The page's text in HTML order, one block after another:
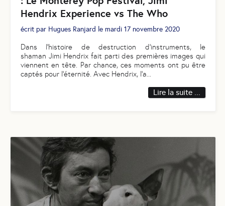
Hendrix Experience vs The Who
écrit par Hugues Ranjard le mardi 17 novembre 2020
Dans l’histoire de destruction d’instruments, le
shaman Jimi Hendrix fait parti des premières images qui
viennent en tête. Par chance, ces moments ont pu être
captés pour l’éternité. Avec Hendrix, l’a
Lire la suite ...